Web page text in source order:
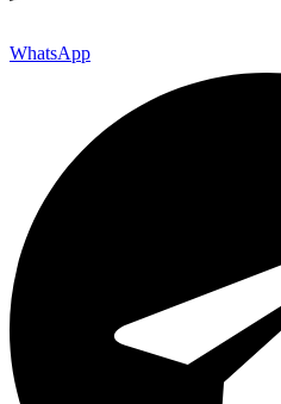
WhatsApp